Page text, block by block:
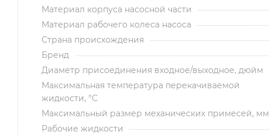
Материал корпуса насосной части
Материал рабочего колеса насоса
Страна происхождения
Бренд
Диаметр присоединения входное/выходное, дюйм
Максимальная температура перекачиваемой
жидкости, °С
Максимальный размер механических примесей, мм
Рабочие жидкости